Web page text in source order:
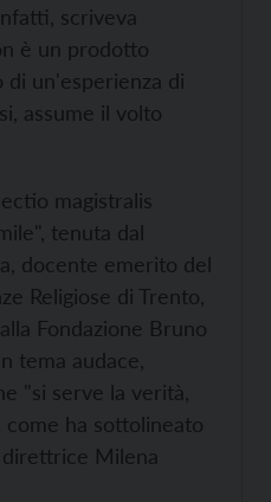
scriveva
è un prodotto
un'esperienza di
assume il volto
magistralis
tenuta dal
docente emerito del
Religiose di Trento,
Fondazione Bruno
tema audace,
"si serve la verità,
come ha sottolineato
Milena